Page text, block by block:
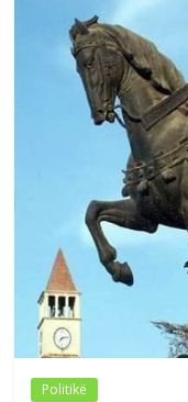
Politikë